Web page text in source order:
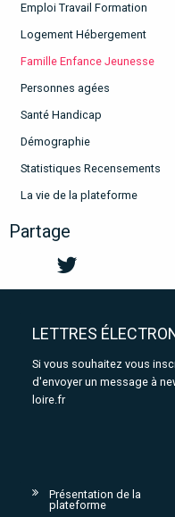
Emploi Travail Formation
Logement Hébergement
Famille Enfance Jeunesse
Personnes agées
Santé Handicap
Démographie
Statistiques Recensements
La vie de la plateforme
Partage
LETTRES
Si vous souhaitez vous
d'envoyer un message à
loire.fr
Présentation de la
plateforme